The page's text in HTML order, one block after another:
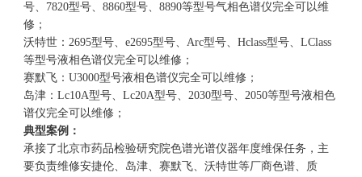
号、7820型号、8860型号、8890等型号气相色谱仪完全可以维
修；
沃特世：2695型号、e2695型号、Arc型号、Hclass型号、LClass
等型号液相色谱仪完全可以维修；
赛默飞：U3000型号液相色谱仪完全可以维修；
岛津：Lc10A型号、Lc20A型号、2030型号、2050等型号液相色
谱仪完全可以维修；
典型案例：
承接了北京市药品检验研究院色谱光谱仪器年度维保任务，主
要负责维修安捷伦、岛津、赛默飞、沃特世等厂商色谱、质